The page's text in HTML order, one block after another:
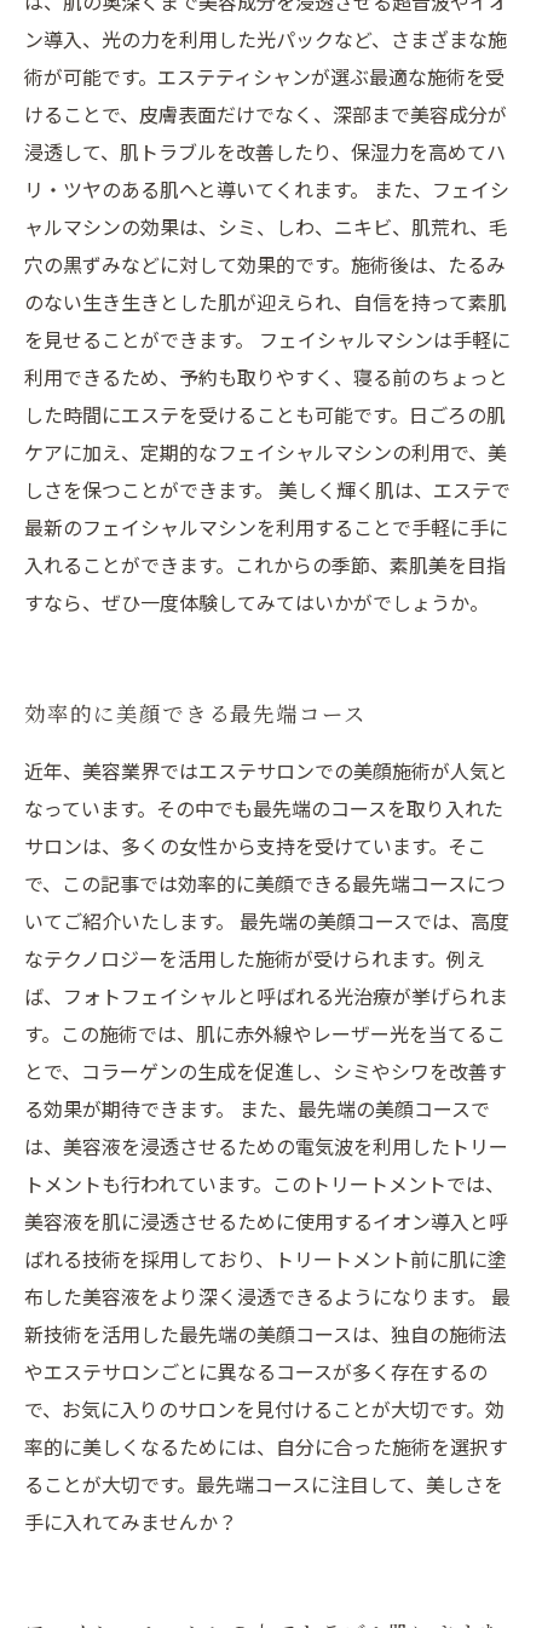
ン導入、光の力を利用した光パックなど、さまざまな施
術が可能です。エステティシャンが選ぶ最適な施術を受
けることで、皮膚表面だけでなく、深部まで美容成分が
浸透して、肌トラブルを改善したり、保湿力を高めてハ
リ・ツヤのある肌へと導いてくれます。 また、フェイシ
ャルマシンの効果は、シミ、しわ、ニキビ、肌荒れ、毛
穴の黒ずみなどに対して効果的です。施術後は、たるみ
のない生き生きとした肌が迎えられ、自信を持って素肌
を見せることができます。 フェイシャルマシンは手軽に
利用できるため、予約も取りやすく、寝る前のちょっと
した時間にエステを受けることも可能です。日ごろの肌
ケアに加え、定期的なフェイシャルマシンの利用で、美
しさを保つことができます。 美しく輝く肌は、エステで
最新のフェイシャルマシンを利用することで手軽に手に
入れることができます。これからの季節、素肌美を目指
すなら、ぜひ一度体験してみてはいかがでしょうか。
効率的に美顔できる最先端コース
近年、美容業界ではエステサロンでの美顔施術が人気と
なっています。その中でも最先端のコースを取り入れた
サロンは、多くの女性から支持を受けています。そこ
で、この記事では効率的に美顔できる最先端コースにつ
いてご紹介いたします。 最先端の美顔コースでは、高度
なテクノロジーを活用した施術が受けられます。例え
ば、フォトフェイシャルと呼ばれる光治療が挙げられま
す。この施術では、肌に赤外線やレーザー光を当てるこ
とで、コラーゲンの生成を促進し、シミやシワを改善す
る効果が期待できます。 また、最先端の美顔コースで
は、美容液を浸透させるための電気波を利用したトリー
トメントも行われています。このトリートメントでは、
美容液を肌に浸透させるために使用するイオン導入と呼
ばれる技術を採用しており、トリートメント前に肌に塗
布した美容液をより深く浸透できるようになります。 最
新技術を活用した最先端の美顔コースは、独自の施術法
やエステサロンごとに異なるコースが多く存在するの
で、お気に入りのサロンを見付けることが大切です。効
率的に美しくなるためには、自分に合った施術を選択す
ることが大切です。最先端コースに注目して、美しさを
手に入れてみませんか？